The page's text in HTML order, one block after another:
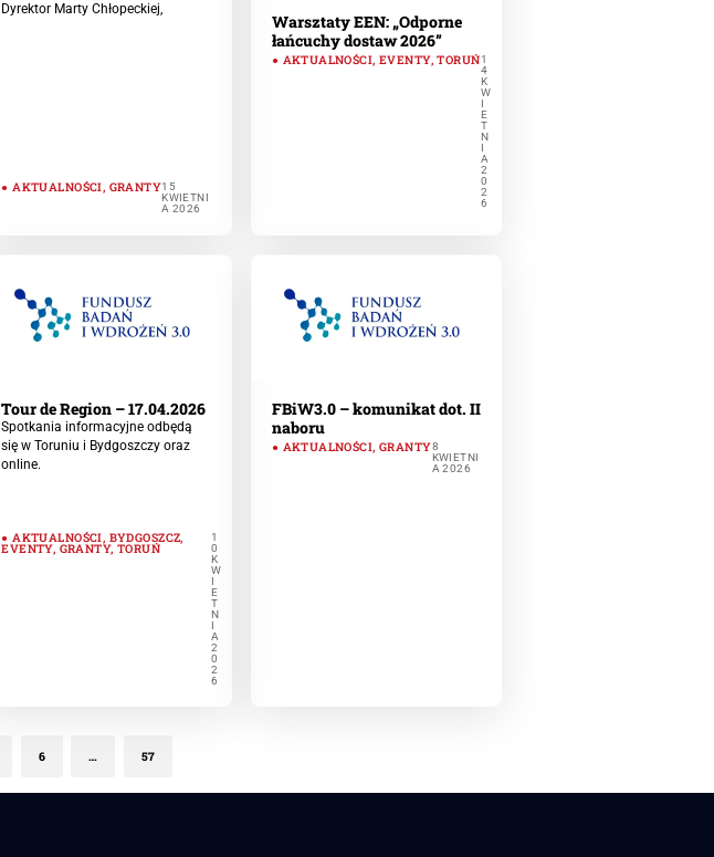
Dyrektor Marty Chłopeckiej,
AKTUALNOŚCI, GRANTY15
KWIETNI
A 2026
Warsztaty EEN: „Odporne
łańcuchy dostaw 2026”
AKTUALNOŚCI,EVENTY,TORUŃ1
4
K
W
I
E
T
N
I
A
2
0
2
6
Tour de Region – 17.04.2026
Spotkania informacyjne odbędą
się w Toruniu i Bydgoszczy oraz
online.
AKTUALNOŚCI, BYDGOSZCZ,
EVENTY, GRANTY, TORUŃ
1
0
K
W
I
E
T
N
I
A
2
0
2
6
FBiW3.0 – komunikat dot. II
naboru
AKTUALNOŚCI,GRANTY8
KWIETNI
A 2026
6 … 57